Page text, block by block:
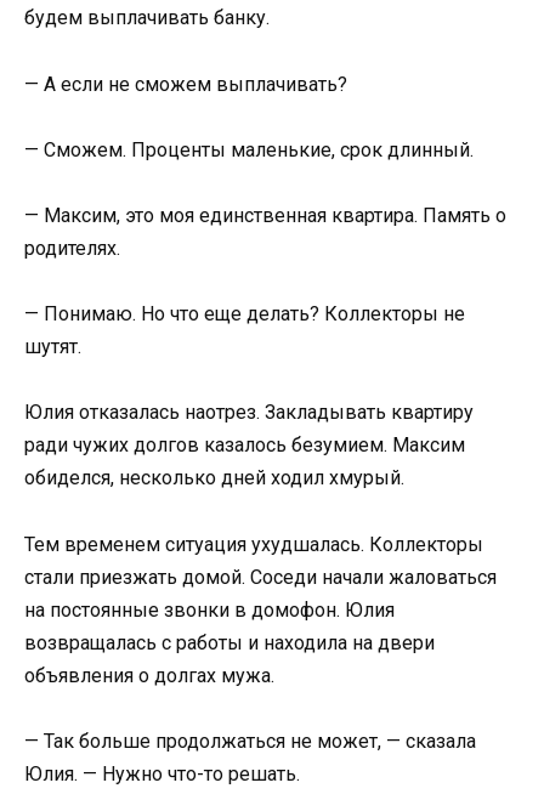
будем выплачивать банку.
— А если не сможем выплачивать?
— Сможем. Проценты маленькие, срок длинный.
— Максим, это моя единственная квартира. Память о
родителях.
— Понимаю. Но что еще делать? Коллекторы не
шутят.
Юлия отказалась наотрез. Закладывать квартиру
ради чужих долгов казалось безумием. Максим
обиделся, несколько дней ходил хмурый.
Тем временем ситуация ухудшалась. Коллекторы
стали приезжать домой. Соседи начали жаловаться
на постоянные звонки в домофон. Юлия
возвращалась с работы и находила на двери
объявления о долгах мужа.
— Так больше продолжаться не может, — сказала
Юлия. — Нужно что-то решать.